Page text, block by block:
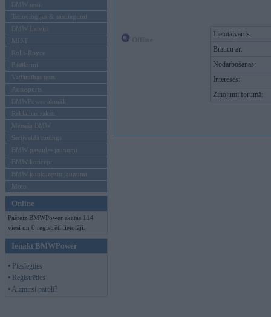
BMW testi
Tehnoloģijas & sasniegumi
BMW Latvijā
MINI
Rolls-Royce
Pasākumi
Vadāmības tests
Autosports
BMWPower aktuāli
Reklāmas raksti
Mēneša BMW
Sērijveida tūnings
BMW pasaules jaunumi
BMW koncepti
BMW konkurentu jaunumi
Moto
Online
Pašreiz BMWPower skatās 114
viesi un 0 reģistrēti lietotāji.
Ienākt BMWPower
• Pieslēgties
• Reģistrēties
• Aizmirsi paroli?
Lietotājvārds:
Braucu ar:
Nodarbošanās:
Intereses:
Ziņojumi forumā: